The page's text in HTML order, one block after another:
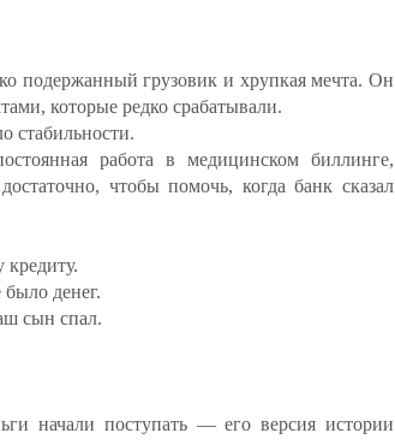
подержанный грузовик и хрупкая мечта. Он
которые редко срабатывали.
стабильности.
работа в медицинском биллинге,
чтобы помочь, когда банк сказал
было денег.
сын спал.
начали поступать — его версия истории